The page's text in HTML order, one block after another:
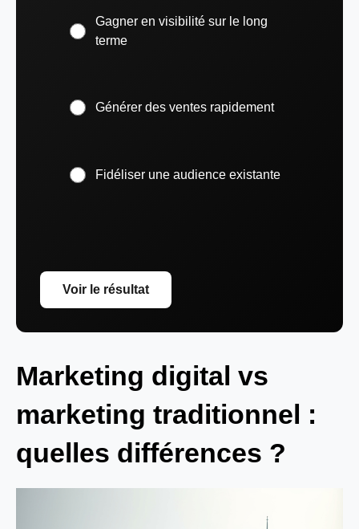
Gagner en visibilité sur le long
terme
Générer des ventes rapidement
Fidéliser une audience existante
Voir le résultat
Marketing digital vs
marketing traditionnel :
quelles différences ?